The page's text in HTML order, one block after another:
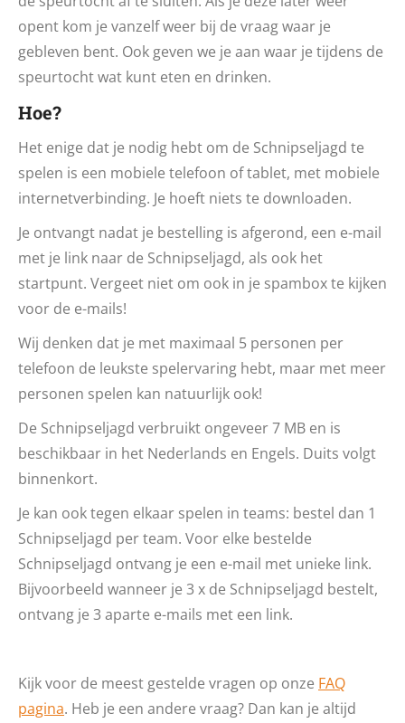
opent kom je vanzelf weer bij de vraag waar je
gebleven bent. Ook geven we je aan waar je tijdens de
speurtocht wat kunt eten en drinken.
Hoe?
Het enige dat je nodig hebt om de Schnipseljagd te
spelen is een mobiele telefoon of tablet, met mobiele
internetverbinding. Je hoeft niets te downloaden.
Je ontvangt nadat je bestelling is afgerond, een e-mail
met je link naar de Schnipseljagd, als ook het
startpunt. Vergeet niet om ook in je spambox te kijken
voor de e-mails!
Wij denken dat je met maximaal 5 personen per
telefoon de leukste spelervaring hebt, maar met meer
personen spelen kan natuurlijk ook!
De Schnipseljagd verbruikt ongeveer 7 MB en is
beschikbaar in het Nederlands en Engels. Duits volgt
binnenkort.
Je kan ook tegen elkaar spelen in teams: bestel dan 1
Schnipseljagd per team. Voor elke bestelde
Schnipseljagd ontvang je een e-mail met unieke link.
Bijvoorbeeld wanneer je 3 x de Schnipseljagd bestelt,
ontvang je 3 aparte e-mails met een link.
Kijk voor de meest gestelde vragen op onze FAQ
pagina. Heb je een andere vraag? Dan kan je altijd